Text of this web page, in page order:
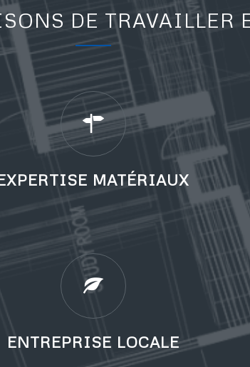
DE TRAVAILLER
MATÉRIAUX
ENTREPRISE LOCALE